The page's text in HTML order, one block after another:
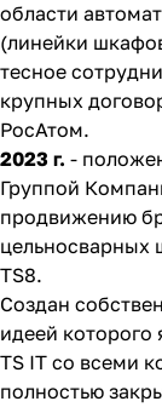
области
(линейки
тесное
крупных
РосАтом.
2023 г. -
Группой
продвижению
цельносварных
TS8.
Создан
идеей которого
TS IT со всеми
полностью